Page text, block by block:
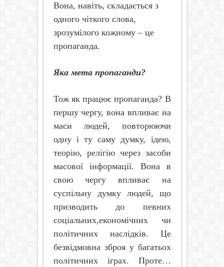
Вона, навіть, складається з
одного чіткого слова,
зрозумілого кожному – це
пропаганда.
Яка мета пропаганди?
Тож як працює пропаганда? В
першу чергу, вона впливає на
маси людей, повторюючи
одну і ту саму думку, ідею,
теорію, релігію через засоби
масової інформації. Вона в
свою чергу впливає на
суспільну думку людей, що
призводить до певних
соціальних,економічних чи
політичних наслідків. Це
безвідмовна зброя у багатьох
політичних іграх. Проте…